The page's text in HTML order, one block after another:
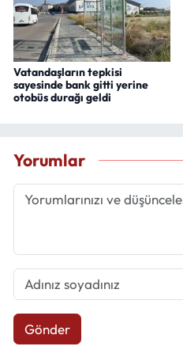
Vatandaşların tepkisi
sayesinde bank gitti yerine
otobüs durağı geldi
Yorumlar
Gönder